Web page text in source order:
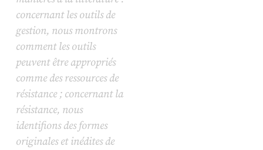
concernant les outils de
gestion, nous montrons
comment les outils
peuvent être appropriés
comme des ressources de
résistance ; concernant la
résistance, nous
identifions des formes
originales et inédites de